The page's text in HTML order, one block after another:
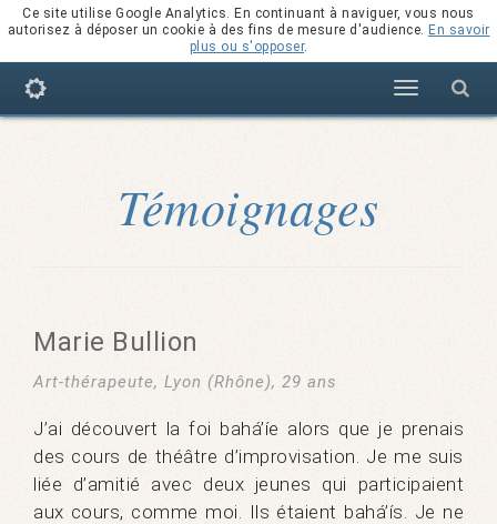
Ce site utilise Google Analytics. En continuant à naviguer, vous nous
autorisez à déposer un cookie à des fins de mesure d'audience. En savoir
plus ou s'opposer.
Navigation
Témoignages
Marie Bullion
Art-thérapeute, Lyon (Rhône), 29 ans
J’ai découvert la foi bahá’íe alors que je prenais
des cours de théâtre d’improvisation. Je me suis
liée d’amitié avec deux jeunes qui participaient
aux cours, comme moi. Ils étaient bahá’ís. Je ne